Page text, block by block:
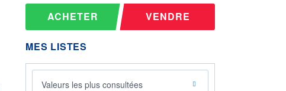
ACHETER VENDRE
MES LISTES
Valeurs les plus consultées